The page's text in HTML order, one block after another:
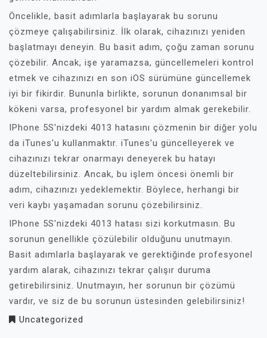
Öncelikle, basit adımlarla başlayarak bu sorunu
çözmeye çalışabilirsiniz. İlk olarak, cihazınızı yeniden
başlatmayı deneyin. Bu basit adım, çoğu zaman sorunu
çözebilir. Ancak, işe yaramazsa, güncellemeleri kontrol
etmek ve cihazınızı en son iOS sürümüne güncellemek
iyi bir fikirdir. Bununla birlikte, sorunun donanımsal bir
kökeni varsa, profesyonel bir yardım almak gerekebilir.
IPhone 5S'nizdeki 4013 hatasını çözmenin bir diğer yolu
da iTunes'u kullanmaktır. iTunes'u güncelleyerek ve
cihazınızı tekrar onarmayı deneyerek bu hatayı
düzeltebilirsiniz. Ancak, bu işlem öncesi önemli bir
adım, cihazınızı yedeklemektir. Böylece, herhangi bir
veri kaybı yaşamadan sorunu çözebilirsiniz.
IPhone 5S'nizdeki 4013 hatası sizi korkutmasın. Bu
sorunun genellikle çözülebilir olduğunu unutmayın.
Basit adımlarla başlayarak ve gerektiğinde profesyonel
yardım alarak, cihazınızı tekrar çalışır duruma
getirebilirsiniz. Unutmayın, her sorunun bir çözümü
vardır, ve siz de bu sorunun üstesinden gelebilirsiniz!
Uncategorized